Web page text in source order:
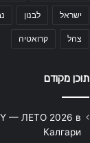
ישראל לבנון
צהל קרואטיה
תוכן מקודם
— ЛЕТО 2026 в
Калгари